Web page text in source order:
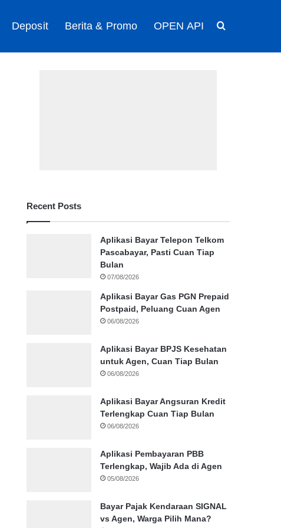
Deposit Berita & Promo OPEN API
Recent Posts
Aplikasi Bayar Telepon Telkom
Pascabayar, Pasti Cuan Tiap
Bulan
07/08/2026
Aplikasi Bayar Gas PGN Prepaid
Postpaid, Peluang Cuan Agen
06/08/2026
Aplikasi Bayar BPJS Kesehatan
untuk Agen, Cuan Tiap Bulan
06/08/2026
Aplikasi Bayar Angsuran Kredit
Terlengkap Cuan Tiap Bulan
06/08/2026
Aplikasi Pembayaran PBB
Terlengkap, Wajib Ada di Agen
05/08/2026
Bayar Pajak Kendaraan SIGNAL
vs Agen, Warga Pilih Mana?